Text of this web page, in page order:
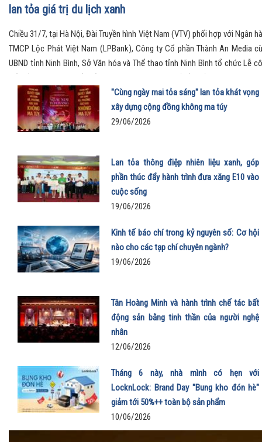
lan tỏa giá trị du lịch xanh
Chiều 31/7, tại Hà Nội, Đài Truyền hình Việt Nam (VTV) phối hợp với Ngân
TMCP Lộc Phát Việt Nam (LPBank), Công ty Cổ phần Thành An Media
UBND tỉnh Ninh Bình, Sở Văn hóa và Thể thao tỉnh Ninh Bình tổ chức Lễ
Qua miền Di sản”.
"Cùng ngày mai tỏa sáng" lan tỏa khát vọng
xây dựng cộng đồng không ma túy
29/06/2026
Lan tỏa thông điệp nhiên liệu xanh, góp
phần thúc đẩy hành trình đưa xăng E10 vào
cuộc sống
19/06/2026
Kinh tế báo chí trong kỷ nguyên số: Cơ hội
nào cho các tạp chí chuyên ngành?
19/06/2026
Tân Hoàng Minh và hành trình chế tác bất
động sản bằng tinh thần của người nghệ
nhân
12/06/2026
Tháng 6 này, nhà mình có hẹn với
LocknLock: Brand Day "Bung kho đón hè"
giảm tới 50%++ toàn bộ sản phẩm
10/06/2026